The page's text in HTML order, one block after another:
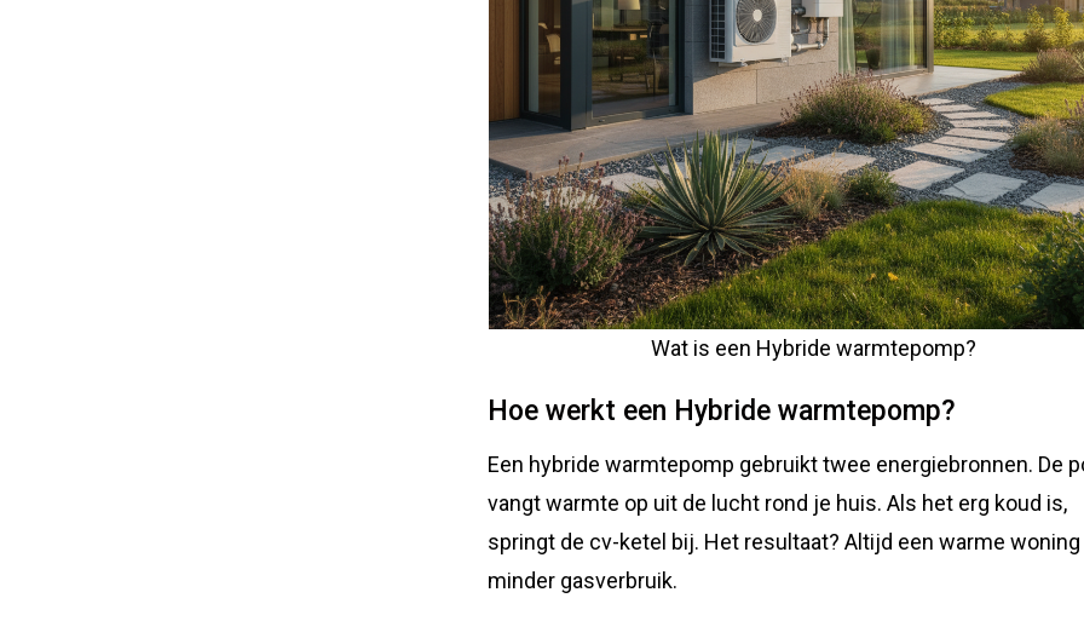
Wat is een Hybride warmtepomp?
Hoe werkt een Hybride warmtepomp?
Een hybride warmtepomp gebruikt twee energiebronnen. De
vangt warmte op uit de lucht rond je huis. Als het erg koud is,
springt de cv-ketel bij. Het resultaat? Altijd een warme woning
minder gasverbruik.